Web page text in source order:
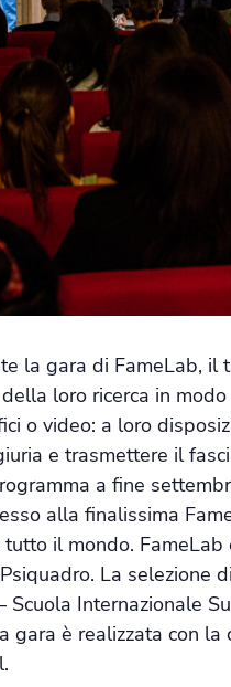
la gara di FameLab, il
loro ricerca in
o video: a loro
e trasmettere il
a fine
alla finalissima
il mondo.
La selezione
Scuola Internazionale
gara è realizzata con